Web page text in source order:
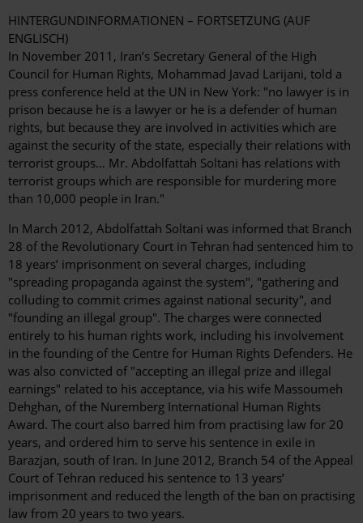
HINTERGUNDINFORMATIONEN – FORTSETZUNG (AUF
ENGLISCH)
In November 2011, Iran’s Secretary General of the High
Council for Human Rights, Mohammad Javad Larijani, told a
press conference held at the UN in New York: "no lawyer is in
prison because he is a lawyer or he is a defender of human
rights, but because they are involved in activities which are
against the security of the state, especially their relations with
terrorist groups… Mr. Abdolfattah Soltani has relations with
terrorist groups which are responsible for murdering more
than 10,000 people in Iran."
In March 2012, Abdolfattah Soltani was informed that Branch
28 of the Revolutionary Court in Tehran had sentenced him to
18 years’ imprisonment on several charges, including
"spreading propaganda against the system", "gathering and
colluding to commit crimes against national security", and
"founding an illegal group". The charges were connected
entirely to his human rights work, including his involvement
in the founding of the Centre for Human Rights Defenders. He
was also convicted of "accepting an illegal prize and illegal
earnings" related to his acceptance, via his wife Massoumeh
Dehghan, of the Nuremberg International Human Rights
Award. The court also barred him from practising law for 20
years, and ordered him to serve his sentence in exile in
Barazjan, south of Iran. In June 2012, Branch 54 of the Appeal
Court of Tehran reduced his sentence to 13 years’
imprisonment and reduced the length of the ban on practising
law from 20 years to two years.